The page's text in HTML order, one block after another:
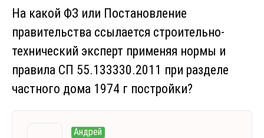
На какой ФЗ или Постановление
правительства ссылается строительно-
технический эксперт применяя нормы и
правила СП 55.133330.2011 при разделе
частного дома 1974 г постройки?
Андрей